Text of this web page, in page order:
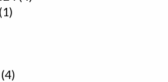
(1)
(4)